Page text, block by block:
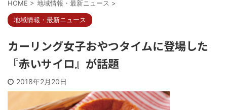
HOME > 地域情報・最新ニュース >
地域情報・最新ニュース
カーリング女子おやつタイムに登場した
『赤いサイロ』が話題
2018年2月20日